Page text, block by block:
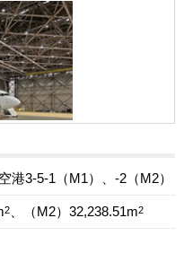
港3-5-1（M1）、-2（M2）
2、（M2）32,238.51m2